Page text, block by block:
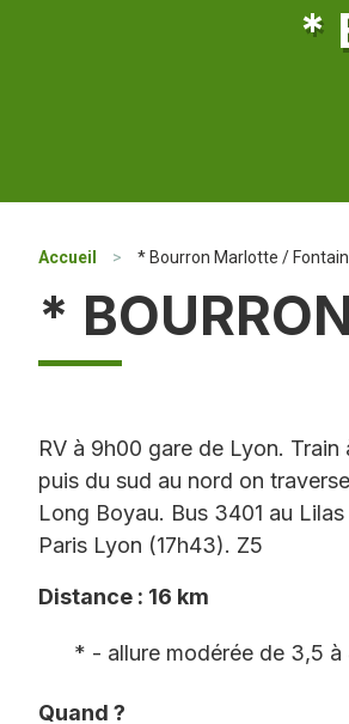
*
Accueil > * Bourron Marlotte /
*
RV à 9h00 gare de Lyon.
puis du sud au nord on
Long Boyau. Bus 3401 au
Paris Lyon (17h43). Z5
Distance : 16 km
* - allure modérée de 3,5 à
Quand ?